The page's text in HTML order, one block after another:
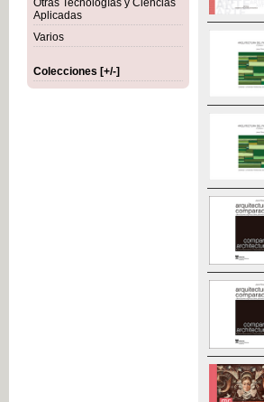
Otras Tecnologías y Ciencias
Aplicadas
Varios
Colecciones [+/-]